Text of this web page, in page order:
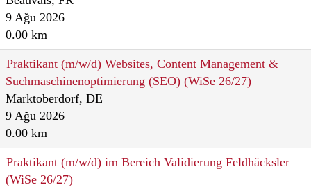
9 Ağu 2026
0.00 km
Praktikant (m/w/d) Websites, Content Management &
Suchmaschinenoptimierung (SEO) (WiSe 26/27)
Marktoberdorf, DE
9 Ağu 2026
0.00 km
Praktikant (m/w/d) im Bereich Validierung Feldhäcksler
(WiSe 26/27)